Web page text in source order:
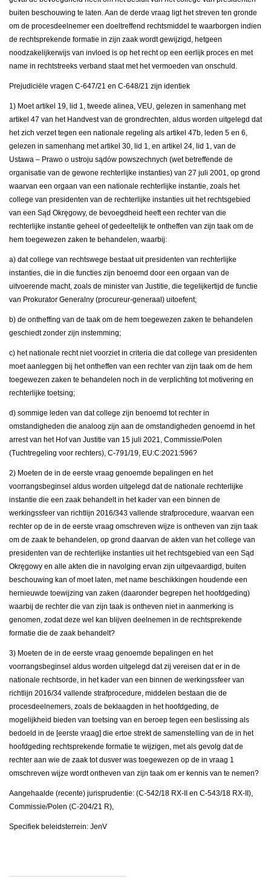
buiten beschouwing te laten. Aan de derde vraag ligt het streven ten gronde
om de procesdeelnemer een doeltreffend rechtsmiddel te waarborgen indien
de rechtsprekende formatie in zijn zaak wordt gewijzigd, hetgeen
noodzakelijkerwijs van invloed is op het recht op een eerlijk proces en met
name in rechtstreeks verband staat met het vermoeden van onschuld.
Prejudiciële vragen C-647/21 en C-648/21 zijn identiek
1) Moet artikel 19, lid 1, tweede alinea, VEU, gelezen in samenhang met
artikel 47 van het Handvest van de grondrechten, aldus worden uitgelegd dat
het zich verzet tegen een nationale regeling als artikel 47b, leden 5 en 6,
gelezen in samenhang met artikel 30, lid 1, en artikel 24, lid 1, van de
Ustawa – Prawo o ustroju sądów powszechnych (wet betreffende de
organisatie van de gewone rechterlijke instanties) van 27 juli 2001, op grond
waarvan een orgaan van een nationale rechterlijke instantie, zoals het
college van presidenten van de rechterlijke instanties uit het rechtsgebied
van een Sąd Okręgowy, de bevoegdheid heeft een rechter van die
rechterlijke instantie geheel of gedeeltelijk te ontheffen van zijn taak om de
hem toegewezen zaken te behandelen, waarbij:
a) dat college van rechtswege bestaat uit presidenten van rechterlijke
instanties, die in die functies zijn benoemd door een orgaan van de
uitvoerende macht, zoals de minister van Justitie, die tegelijkertijd de functie
van Prokurator Generalny (procureur-generaal) uitoefent;
b) de ontheffing van de taak om de hem toegewezen zaken te behandelen
geschiedt zonder zijn instemming;
c) het nationale recht niet voorziet in criteria die dat college van presidenten
moet aanleggen bij het ontheffen van een rechter van zijn taak om de hem
toegewezen zaken te behandelen noch in de verplichting tot motivering en
rechterlijke toetsing;
d) sommige leden van dat college zijn benoemd tot rechter in
omstandigheden die analoog zijn aan de omstandigheden genoemd in het
arrest van het Hof van Justitie van 15 juli 2021, Commissie/Polen
(Tuchtregeling voor rechters), C-791/19, EU:C:2021:596?
2) Moeten de in de eerste vraag genoemde bepalingen en het
voorrangsbeginsel aldus worden uitgelegd dat de nationale rechterlijke
instantie die een zaak behandelt in het kader van een binnen de
werkingssfeer van richtlijn 2016/343 vallende strafprocedure, waarvan een
rechter op de in de eerste vraag omschreven wijze is ontheven van zijn taak
om de zaak te behandelen, op grond daarvan de akten van het college van
presidenten van de rechterlijke instanties uit het rechtsgebied van een Sąd
Okręgowy en alle akten die in navolging ervan zijn uitgevaardigd, buiten
beschouwing kan of moet laten, met name beschikkingen houdende een
hernieuwde toewijzing van zaken (daaronder begrepen het hoofdgeding)
waarbij de rechter die van zijn taak is ontheven niet in aanmerking is
genomen, zodat deze wel kan blijven deelnemen in de rechtsprekende
formatie die de zaak behandelt?
3) Moeten de in de eerste vraag genoemde bepalingen en het
voorrangsbeginsel aldus worden uitgelegd dat zij vereisen dat er in de
nationale rechtsorde, in het kader van een binnen de werkingssfeer van
richtlijn 2016/34 vallende strafprocedure, middelen bestaan die de
procesdeelnemers, zoals de beklaagden in het hoofdgeding, de
mogelijkheid bieden van toetsing van en beroep tegen een beslissing als
bedoeld in de [eerste vraag] die ertoe strekt de samenstelling van de in het
hoofdgeding rechtsprekende formatie te wijzigen, met als gevolg dat de
rechter aan wie de zaak tot dusver was toegewezen op de in vraag 1
omschreven wijze wordt ontheven van zijn taak om er kennis van te nemen?
Aangehaalde (recente) jurisprudentie: (C-542/18 RX-II en C-543/18 RX-II),
Commissie/Polen (C-204/21 R),
Specifiek beleidsterrein: JenV